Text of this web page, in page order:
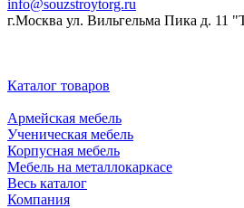
info@souzstroytorg.ru
г.Москва ул. Вильгельма Пика д.
Каталог товаров
Армейская мебель
Ученическая мебель
Корпусная мебель
Мебель на металлокаркасе
Весь каталог
Компания